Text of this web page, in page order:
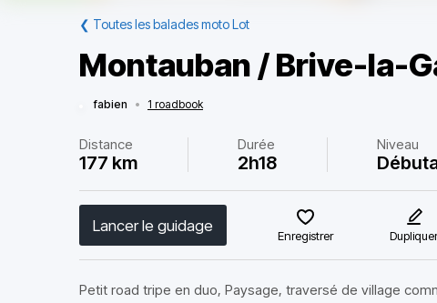
❮ Toutes les balades moto Lot
Montauban / Brive-la-
fabien • 1 roadbook
Distance
177 km
Durée
2h18
Niveau
Lancer le guidage
Enregistrer
Petit road tripe en duo, Paysage, traversé de village